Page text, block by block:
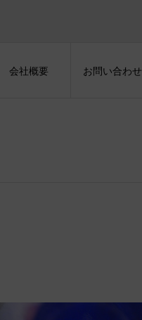
会社概要 お問い合わせ